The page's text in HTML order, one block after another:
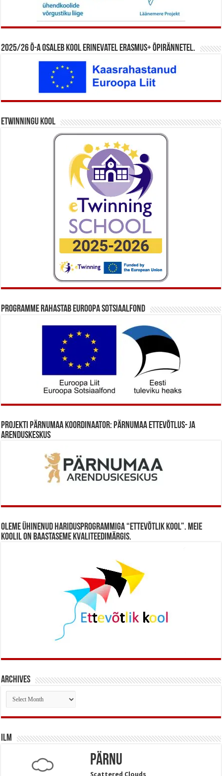
2025/26 õ-a osaleb kool erinevatel Erasmus+ õpirännetel.
eTwinningu kool
Programme rahastab Euroopa Sotsiaalfond
Projekti Pärnumaa koordinaator: Pärnumaa Ettevõtlus- ja
Arenduskeskus
Oleme ühinenud haridusprogrammiga “Ettevõtlik Kool”. Meie
koolil on baastaseme kvaliteedimärgis.
Archives
Archives
Ilm
Pärnu
Scattered Clouds